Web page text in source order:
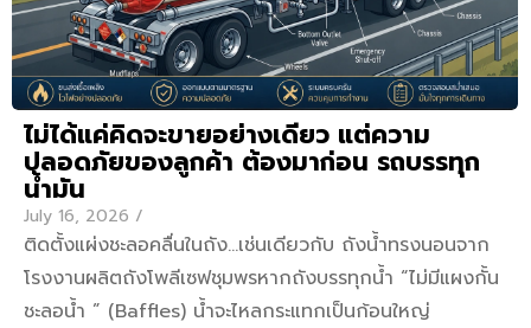
ไม่ได้แค่คิดจะขายอย่างเดียว แต่ความ
ปลอดภัยของลูกค้า ต้องมาก่อน รถบรรทุก
น้ำมัน
July 16, 2026 /
ติดตั้งแผ่งชะลอคลื่นในถัง...เช่นเดียวกับ ถังน้ำทรงนอนจาก
โรงงานผลิตถังโพลีเซฟชุมพรหากถังบรรทุกน้ำ “ไม่มีแผงกั้น
ชะลอน้ำ ” (Baffles) น้ำจะไหลกระแทกเป็นก้อนใหญ่